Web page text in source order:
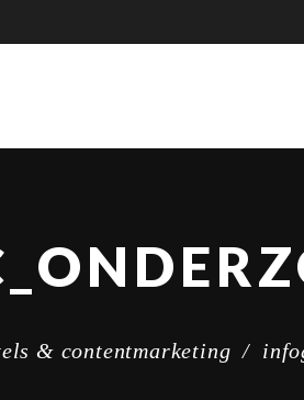
& contentmarketing /